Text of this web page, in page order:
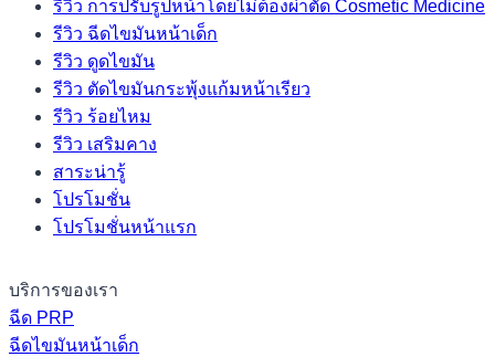
รีวิว การปรับรูปหน้าโดยไม่ต้องผ่าตัด Cosmetic Medicine
รีวิว ฉีดไขมันหน้าเด็ก
รีวิว ดูดไขมัน
รีวิว ตัดไขมันกระพุ้งแก้มหน้าเรียว
รีวิว ร้อยไหม
รีวิว เสริมคาง
สาระน่ารู้
โปรโมชั่น
โปรโมชั่นหน้าแรก
บริการของเรา
ฉีด PRP
ฉีดไขมันหน้าเด็ก